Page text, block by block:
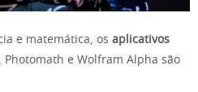
e matemática, os aplicativos
e Wolfram Alpha são